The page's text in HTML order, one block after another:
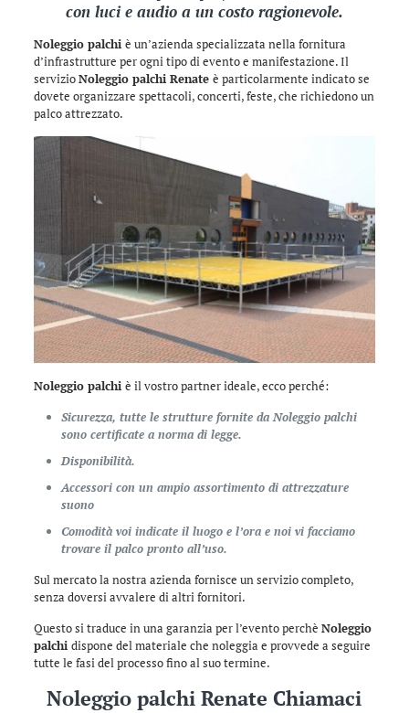
con luci e audio a un costo ragionevole.
Noleggio palchi è un’azienda specializzata nella fornitura
d’infrastrutture per ogni tipo di evento e manifestazione. Il
servizioNoleggio palchi Renate è particolarmente indicato se
dovete organizzare spettacoli, concerti, feste, che richiedono un
palco attrezzato.
Noleggio palchi è il vostro partner ideale, ecco perché:
Sicurezza, tutte le strutture fornite da Noleggio palchi
sono certificate a norma di legge.
Disponibilità.
Accessori con un ampio assortimento di attrezzature
suono
Comodità voi indicate il luogo e l’ora e noi vi facciamo
trovare il palco pronto all’uso.
Sul mercato la nostra azienda fornisce un servizio completo,
senza doversi avvalere di altri fornitori.
Questo si traduce in una garanzia per l’evento perchè Noleggio
palchi dispone del materiale che noleggia e provvede a seguire
tutte le fasi del processo fino al suo termine.
Noleggio palchi Renate Chiamaci